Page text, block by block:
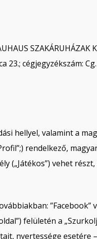
SZAKÁRUHÁZAK
cégjegyzékszám:
hellyel, valamint a
rendelkező,
(„Játékos”) vehet részt,
”Facebook”
felületén a
nyertessége esetére